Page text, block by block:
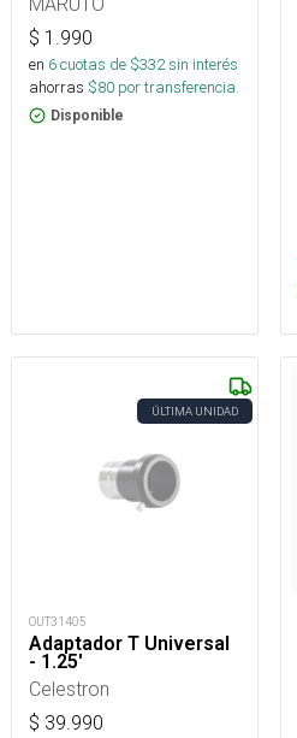
$ 1.990
en 6cuotas de $332sin interés
ahorras $80 por transferencia.
Disponible
ÚLTIMA UNIDAD
OUT31405
Adaptador T Universal
- 1.25'
Celestron
$ 39.990